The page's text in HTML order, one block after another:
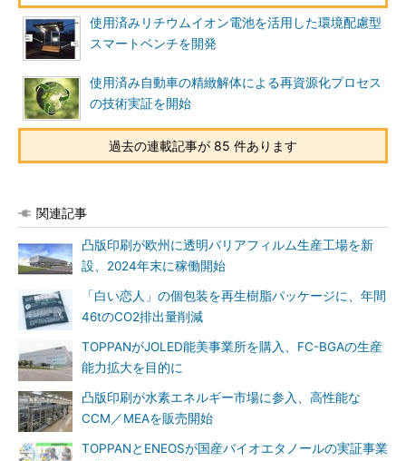
使用済みリチウムイオン電池を活用した環境配慮型
スマートベンチを開発
使用済み自動車の精緻解体による再資源化プロセス
の技術実証を開始
過去の連載記事が 85 件あります
関連記事
凸版印刷が欧州に透明バリアフィルム生産工場を新
設、2024年末に稼働開始
「白い恋人」の個包装を再生樹脂パッケージに、年間
46tのCO2排出量削減
TOPPANがJOLED能美事業所を購入、FC-BGAの生産
能力拡大を目的に
凸版印刷が水素エネルギー市場に参入、高性能な
CCM／MEAを販売開始
TOPPANとENEOSが国産バイオエタノールの実証事業